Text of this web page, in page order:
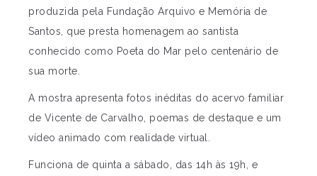
produzida pela Fundação Arquivo e Memória de
Santos, que presta homenagem ao santista
conhecido como Poeta do Mar pelo centenário de
sua morte.
A mostra apresenta fotos inéditas do acervo familiar
de Vicente de Carvalho, poemas de destaque e um
vídeo animado com realidade virtual.
Funciona de quinta a sábado, das 14h às 19h, e